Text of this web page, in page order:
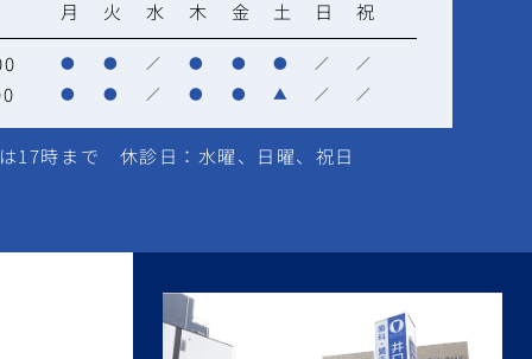
月 火 水 木 金 土 日
祝
● ● ／ ● ● ● ／ ／
● ● ／ ● ● ▲ ／ ／
17時まで 休診日：水曜、日曜、祝日